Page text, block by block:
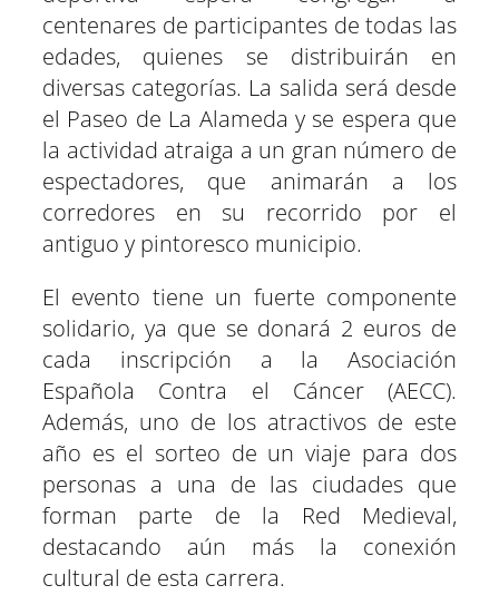
centenares de participantes de todas las
edades, quienes se distribuirán en
diversas categorías. La salida será desde
el Paseo de La Alameda y se espera que
la actividad atraiga a un gran número de
espectadores, que animarán a los
corredores en su recorrido por el
antiguo y pintoresco municipio.
El evento tiene un fuerte componente
solidario, ya que se donará 2 euros de
cada inscripción a la Asociación
Española Contra el Cáncer (AECC).
Además, uno de los atractivos de este
año es el sorteo de un viaje para dos
personas a una de las ciudades que
forman parte de la Red Medieval,
destacando aún más la conexión
cultural de esta carrera.